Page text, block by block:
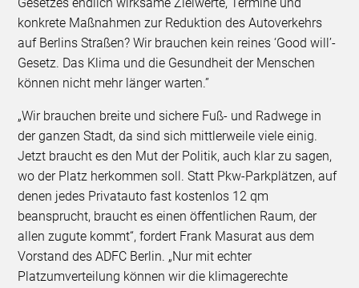
Gesetzes endlich wirksame Zielwerte, Termine und
konkrete Maßnahmen zur Reduktion des Autoverkehrs
auf Berlins Straßen? Wir brauchen kein reines ‘Good will’-
Gesetz. Das Klima und die Gesundheit der Menschen
können nicht mehr länger warten.”
„Wir brauchen breite und sichere Fuß- und Radwege in
der ganzen Stadt, da sind sich mittlerweile viele einig.
Jetzt braucht es den Mut der Politik, auch klar zu sagen,
wo der Platz herkommen soll. Statt Pkw-Parkplätzen, auf
denen jedes Privatauto fast kostenlos 12 qm
beansprucht, braucht es einen öffentlichen Raum, der
allen zugute kommt“, fordert Frank Masurat aus dem
Vorstand des ADFC Berlin. „Nur mit echter
Platzumverteilung können wir die klimagerechte